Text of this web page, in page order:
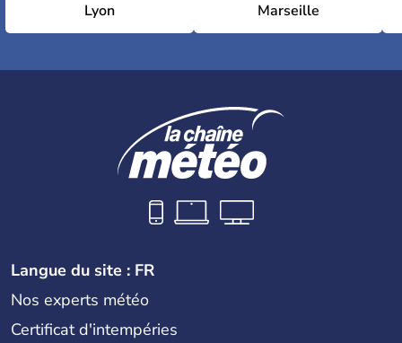
Lyon Marseille
Langue du site : FR
Nos experts météo
Certificat d'intempéries